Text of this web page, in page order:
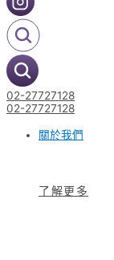
02-27727128
02-27727128
關於我們
了解更多